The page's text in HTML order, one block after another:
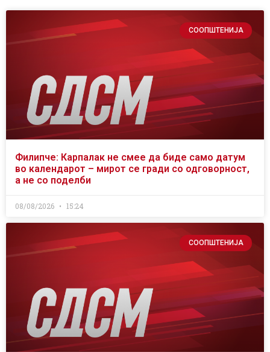
СООПШТЕНИЈА
Филипче: Карпалак не смее да биде само датум
во календарот – мирот се гради со одговорност,
а не со поделби
08/08/2026 15:24
СООПШТЕНИЈА